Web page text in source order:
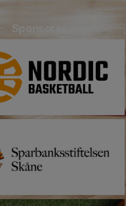
Sponsorer